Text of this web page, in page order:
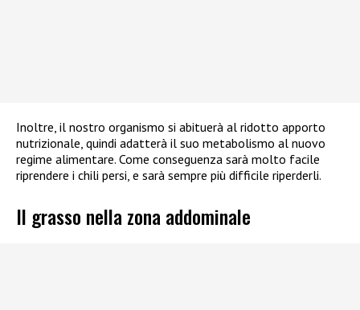
Inoltre, il nostro organismo si abituerà al ridotto apporto
nutrizionale, quindi adatterà il suo metabolismo al nuovo
regime alimentare. Come conseguenza sarà molto facile
riprendere i chili persi, e sarà sempre più difficile riperderli.
Il grasso nella zona addominale